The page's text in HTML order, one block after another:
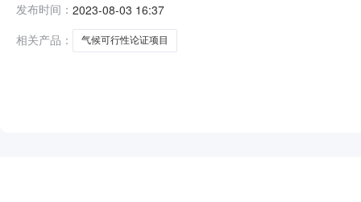
应急管理局2、地址：荆州市沙市区红星北路30号3、联
技术开发区金融港二路
发布时间： 2023-08-03 16:37
相关产品：
气候可行性论证项目